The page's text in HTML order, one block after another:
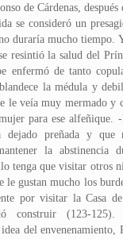
de Cárdenas, después
se consideró un
duraría mucho tiempo.
resintió la salud del
enfermó de tanto
la médula y
le veía muy mermado y
para ese alfeñique.
preñada y que
la abstinencia
tenga que visitar otros
le gustan mucho los
por visitar la Casa
construir (123-
del envenenamiento,